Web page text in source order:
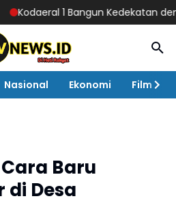
1 Bangun Kedekatan dengan
Nasional Ekonomi Film
Baru
di Desa